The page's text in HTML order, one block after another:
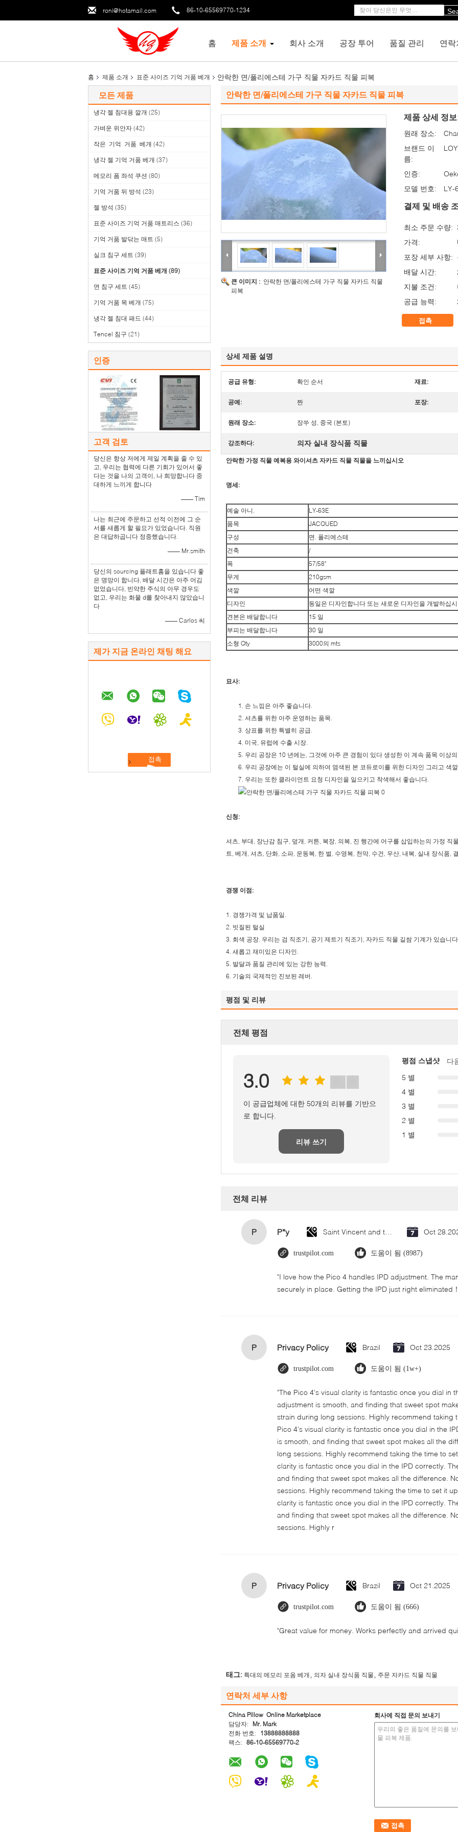
roni@hotamail.com 86-10-65569770-1234
홈 제품 소개 회사 소개 공장 투어 품질 관리 연락
홈 제품 소개 표준 사이즈 기억 거품 베개 안락한 면/폴리에스테 가구 직물 자카드 직물 피복
모든 제품
냉각 젤 침대용 깔개 (25)
가벼운 위안자 (42)
작은 기억 거품 베개 (42)
냉각 젤 기억 거품 베개 (37)
메모리 폼 좌석 쿠션 (80)
기억 거품 뒤 방석 (23)
젤 방석 (35)
표준 사이즈 기억 거품 매트리스 (36)
기억 거품 발닦는 매트 (5)
실크 침구 세트 (39)
표준 사이즈 기억 거품 베개 (89)
면 침구 세트 (45)
기억 거품 목 베개 (75)
냉각 젤 침대 패드 (44)
Tencel 침구 (21)
인증
고객 검토
당신은 항상 저에게 제일 계획을 줄 수 있
고, 우리는 협력에 다른 기회가 있어서 좋
다는 것을 나의 고객이, 나 희망합니다 중
대하게 느끼게 합니다
—— Tim
나는 최근에 주문하고 선적 이전에 그 순
서를 새롭게 할 필요가 있었습니다. 직원
은 대답하곱니다 정중했습니다.
—— Mr.smith
당신의 sourcing 플래트홈을 있습니다 좋
은 명망이 합니다, 배달 시간은 아주 어김
없었습니다, 빈약한 주식의 아무 경우도
없고, 우리는 화물 d를 찾아내지 않았습니
다
—— Carlos 씨
제가 지금 온라인 채팅 해요
안락한 면/폴리에스테 가구 직물 자카드 직물 피복
큰 이미지 : 안락한 면/폴리에스테 가구 직물 자카드 직물
피복
제품 상세 정
원래 장소:
브랜드 이
름:
인증:
모델 번호:
LY-
결제 및 배송
최소 주문 수량:
가격:
포장 세부 사항:
배달 시간:
지불 조건:
공급 능력:
접촉
상세 제품 설명
공급 유형: 확인 순서 재료:
공예: 짠 포장:
원래 장소: 장쑤 성, 중국 (본토)
강조하다: 의자 실내 장식품 직물
안락한 가정 직물 예복용 와이셔츠 자카드 직물 직물을 느끼십시오
명세:
예술 아니.
LY-63E
품목
JACQUED
구성
면. 폴리에스테
건축
/
폭
57/58"
무게
210gsm
색깔
어떤 색깔
디자인
동일은 디자인합니다 또는 새로운 디자인을 개발하십
견본은 배달합니다
15 일
부피는 배달합니다
30 일
소형 Qty
3000의 mts
묘사:
1. 손 느낌은 아주 좋습니다.
2. 셔츠를 위한 아주 운영하는 품목.
3. 상표를 위한 특별히 공급.
4. 미국, 유럽에 수출 시장.
5. 우리 공장은 10 년에는, 그것에 아주 큰 경험이 있다 생성한 이 계속 품목 이상
6. 우리 공장에는 이 털실에 의하여 염색된 본 코듀로이를 위한 디자인 그리고 색
7. 우리는 또한 클라이언트 요청 디자인을 일으키고 착색해서 좋습니다.
신청:
셔츠, 부대, 장난감 침구, 덮개, 커튼, 복장, 의복, 진 행간에 어구를 삽입하는의 가정 직
트, 베개, 셔츠, 단화, 소파, 운동복, 한 벌, 수영복, 천막, 수건, 우산, 내복, 실내 장식품,
경쟁 이점:
1. 경쟁가격 및 납품일.
2. 빗질된 털실
3. 회색 공장. 우리는 검 직조기, 공기 제트기 직조기, 자카드 직물 길쌈 기계가 있습니
4. 새롭고 재미있은 디자인.
5. 발달과 품질 관리에 있는 강한 능력.
6. 기술의 국제적인 진보된 레버.
평점 및 리뷰
전체 평점
3.0
이 공급업체에 대한 50개의 리뷰를 기반으
로 합니다.
리뷰 쓰기
평점 스냅샷
다
5 별
4 별
3 별
2 별
1 별
전체 리뷰
P P*y Oct
trustpilot.com 도움이 됨 (8987)
"I love how the Pico 4 handles IPD adjustment. The
securely in place. Getting the IPD just right eliminated
P Privacy Policy Brazil Oct 23.2025
trustpilot.com 도움이 됨 (1w+)
"The Pico 4's visual clarity is fantastic once you dial in
adjustment is smooth, and finding that sweet spot
strain during long sessions. Highly recommend taking
Pico 4's visual clarity is fantastic once you dial in the
is smooth, and finding that sweet spot makes all the
long sessions. Highly recommend taking the time to
clarity is fantastic once you dial in the IPD correctly.
and finding that sweet spot makes all the difference.
sessions. Highly recommend taking the time to set it
clarity is fantastic once you dial in the IPD correctly.
and finding that sweet spot makes all the difference.
sessions. Highly r
P Privacy Policy Brazil Oct 21.2025
trustpilot.com 도움이 됨 (666)
"Great value for money. Works perfectly and arrived
태그: 특대의 메모리 포옴 베개 의자 실내 장식품 직물 주문 자카드 직물 직물
연락처 세부 사항
China Pillow Online Marketplace
담당자:
Mr. Mark
전화 번호:
13888888888
팩스: 86-10-65569770-2
회사에 직접 문의 보내기